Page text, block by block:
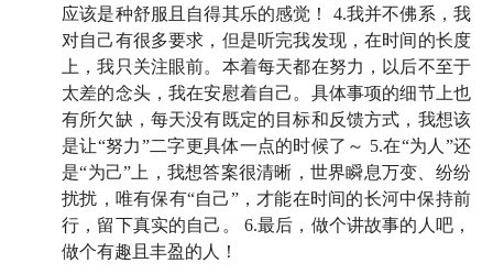
活到老、学到老、展示到老
90:22 在命运面前，斗志始终
🔍 猜你想看
10:46 人脑的记忆就像压缩包，这一段比喻出自嘉宾张
云帆做客小酒馆的第二期节目：E110 与张云帆聊《芒
格之道》：对知识诚实，是你能给自己最好的礼物
应该是种舒服且自得其乐的感觉！ 4.我并不佛系，我
对自己有很多要求，但是听完我发现，在时间的长度
上，我只关注眼前。本着每天都在努力，以后不至于
太差的念头，我在安慰着自己。具体事项的细节上也
有所欠缺，每天没有既定的目标和反馈方式，我想该
是让“努力”二字更具体一点的时候了～ 5.在“为人”还
是“为己”上，我想答案很清晰，世界瞬息万变、纷纷
扰扰，唯有保有“自己”，才能在时间的长河中保持前
行，留下真实的自己。 6.最后，做个讲故事的人吧，
做个有趣且丰盈的人！